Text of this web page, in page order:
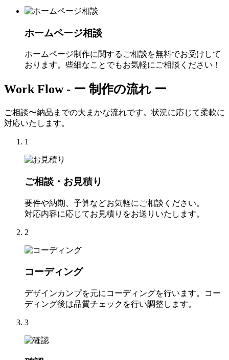
ホームページ相談
ホームページ制作に関するご相談を無料でお受けして
おります。些細なことでもお気軽にご相談ください！
Work Flow - ー 制作の流れ ー
ご相談〜納品までの大まかな流れです。状況に応じて柔軟に
対応いたします。
1
ご相談・お見積り
要件や納期、予算などお気軽にご相談ください。
対応内容に応じてお見積りをお送りいたします。
2
コーディング
デザインカンプを元にコーディングを行います。コー
ディング後は品質チェックを行い調整します。
3